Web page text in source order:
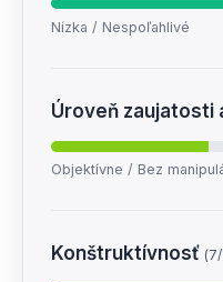
Nízka / Nespoľahlivé
Úroveň zaujatosti
Objektívne / Bez
Konštruktívnosť